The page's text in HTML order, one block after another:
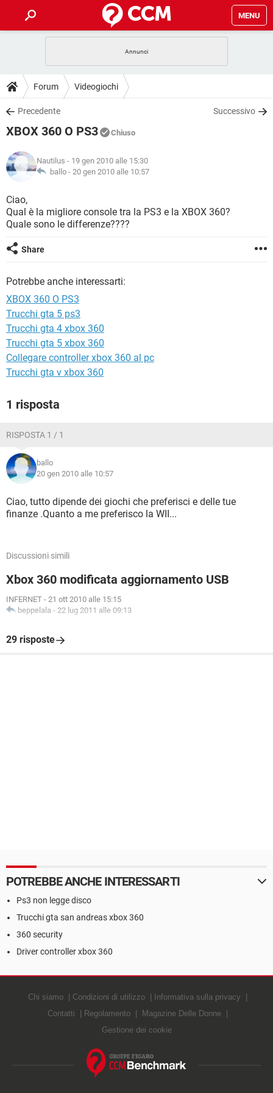
MENU
INTRATTENIMENTO
iOS
INSTAGRAM
TIKTOK
HARDWARE
GUIDE
COVID-19
INSTAGRAM WHATSAPP
TIKTOK
HARDWARE
DOWNLOAD
COVID-19
INTRATTENIMENTO
iOS WINDOWS 10
INSTAGRAM
TIKTOK FACEBOOK
COVID-19 GAMING
INTRATTENIMENTO
iOS
INSTAGRAM
TIKTOK
GLOSSARIO
COVID-19
INTRATTENIMENTO ANDROID
INSTAGRAM
TIKTOK
HARDWARE
Forum Videogiochi
Precedente Successivo
XBOX 360 O PS3 Chiuso
Nautilus - 19 gen 2010 alle 15:30
ballo - 20 gen 2010 alle 10:57
Ciao,
Qual è la migliore console tra la PS3 e la XBOX 360?
Quale sono le differenze????
Share
Potrebbe anche interessarti:
XBOX 360 O PS3
Trucchi gta 5 ps3
Trucchi gta 4 xbox 360
Trucchi gta 5 xbox 360
Collegare controller xbox 360 al pc
Trucchi gta v xbox 360
1 risposta
RISPOSTA 1 / 1
ballo
20 gen 2010 alle 10:57
Ciao, tutto dipende dei giochi che preferisci e delle tue
finanze .Quanto a me preferisco la WII...
Discussioni simili
Xbox 360 modificata aggiornamento USB
INFERNET - 21 ott 2010 alle 15:15
beppelala - 22 lug 2011 alle 09:13
29 risposte
POTREBBE ANCHE INTERESSARTI
Ps3 non legge disco
Trucchi gta san andreas xbox 360
360 security
Driver controller xbox 360
Chi siamo Condizioni di utilizzo
Informativa sulla privacy
Contatti
Regolamento
Magazine Delle Donne
Gestione dei cookie